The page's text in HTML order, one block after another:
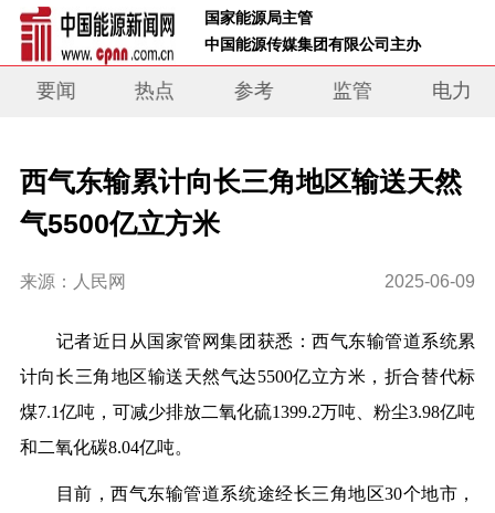
国家能源局主管
中国能源传媒集团有限公司主办
要闻 热点 参考 监管 电力
西气东输累计向长三角地区输送天然
气5500亿立方米
来源：人民网 2025-06-09
记者近日从国家管网集团获悉：西气东输管道系统累
计向长三角地区输送天然气达5500亿立方米，折合替代标
煤7.1亿吨，可减少排放二氧化硫1399.2万吨、粉尘3.98亿吨
和二氧化碳8.04亿吨。
目前，西气东输管道系统途经长三角地区30个地市，